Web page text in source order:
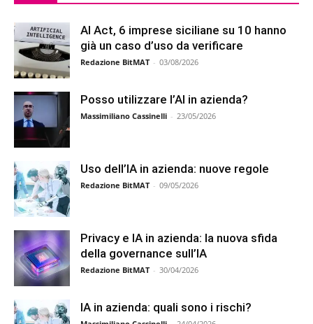
AI Act, 6 imprese siciliane su 10 hanno
già un caso d’uso da verificare
Redazione BitMAT - 03/08/2026
Posso utilizzare l’AI in azienda?
Massimiliano Cassinelli - 23/05/2026
Uso dell’IA in azienda: nuove regole
Redazione BitMAT - 09/05/2026
Privacy e IA in azienda: la nuova sfida
della governance sull’IA
Redazione BitMAT - 30/04/2026
IA in azienda: quali sono i rischi?